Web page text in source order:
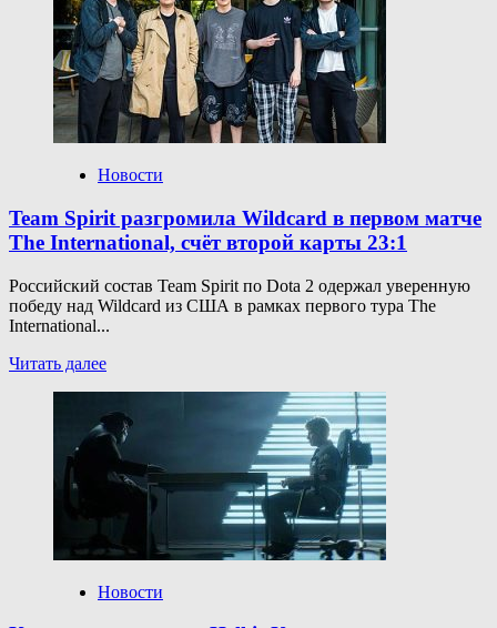
Mysteries:
Veins
of Arkham
анонсировали
сбор
средств
Новости
Team Spirit разгромила Wildcard в первом матче
The International, счёт второй карты 23:1
Российский состав Team Spirit по Dota 2 одержал уверенную
победу над Wildcard из США в рамках первого тура The
International...
Читать далееПрочитать
Team
Spirit
разгромила
Wildcard
в первом
матче
International,
счёт
второй
Новости